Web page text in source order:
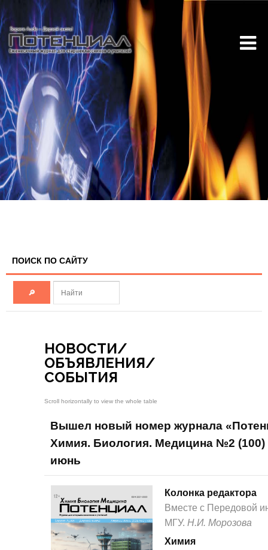
ПОИСК ПО САЙТУ
НОВОСТИ/
ОБЪЯВЛЕНИЯ/
СОБЫТИЯ
Вышел новый номер журнала
Химия. Биология. Медицина №2 (100)
июнь
Колонка редактора
Вместе с Передовой
МГУ. Н.И. Морозова
Химия